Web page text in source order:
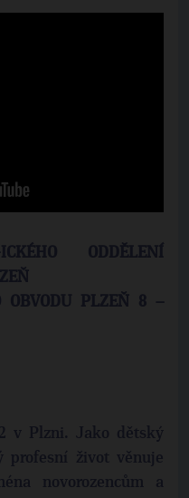
ODDĚLENÍ
OBVODU PLZEŇ 8 –
v Plzni. Jako dětský
profesní život věnuje
novorozencům a